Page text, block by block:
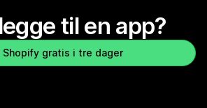
til en app?
Shopify gratis i tre dager